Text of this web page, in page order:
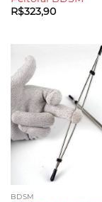
R$323,90
BDSM